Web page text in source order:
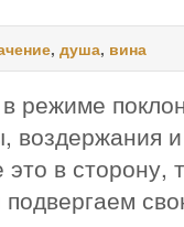
, душа, вина
режиме
воздержания
в сторону,